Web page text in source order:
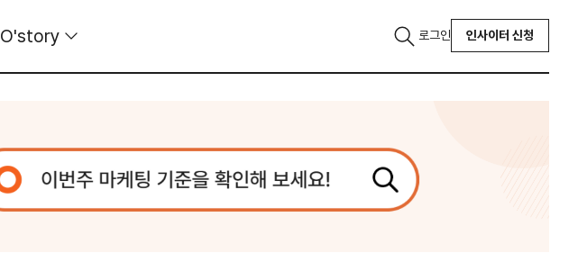
O'story 로그인 인사이터 신청